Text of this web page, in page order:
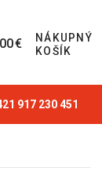
€
NÁKUPNÝ
KOŠÍK
917 230 451